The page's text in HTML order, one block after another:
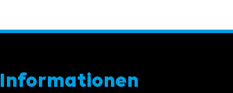
Informationen